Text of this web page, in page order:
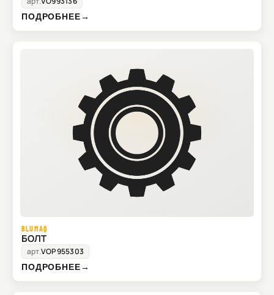
ПОДРОБНЕЕ→
BLUMAQ
БОЛТ
арт.VOP955303
ПОДРОБНЕЕ→